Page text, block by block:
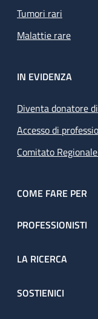
Tumori rari
Malattie rare
IN EVIDENZA
Diventa donatore
Accesso di
Comitato
COME FARE PER
PROFESSIONISTI
LA RICERCA
SOSTIENICI